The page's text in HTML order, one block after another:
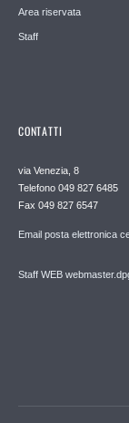
Area riservata
Staff
CONTATTI
via Venezia, 8
Telefono 049 827 6485
Fax 049 827 6547
Email posta elettronica
Staff WEB